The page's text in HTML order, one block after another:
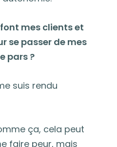
mes clients et
se passer de mes
pars ?
suis rendu
ça, cela peut
faire peur, mais